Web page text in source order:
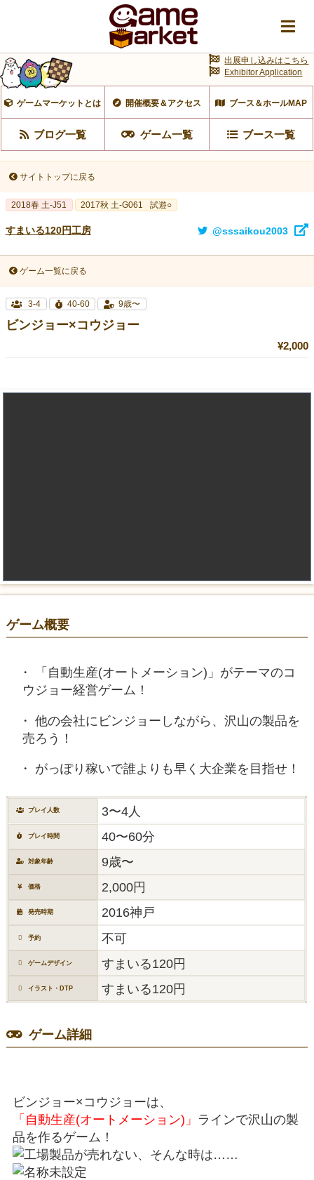
ゲームマーケットとは 開催概要＆アクセス ブース＆ホールMAP
ブログ一覧 ゲーム一覧 ブース一覧
出展申し込みはこちら
Exhibitor Application
サイトトップに戻る
2018春 土-J51 2017秋 土-G061 試遊○
すまいる120円工房 @sssaikou2003
ゲーム一覧に戻る
3-4 40-60 9歳〜
ビンジョー×コウジョー
¥2,000
ゲーム概要
「自動生産(オートメーション)」がテーマのコ
ウジョー経営ゲーム！
他の会社にビンジョーしながら、沢山の製品を
売ろう！
がっぽり稼いで誰よりも早く大企業を目指せ！
プレイ人数 3〜4人
プレイ時間 40〜60分
対象年齢 9歳〜
価格 2,000円
発売時期 2016神戸
予約 不可
ゲームデザイン すまいる120円
イラスト・DTP すまいる120円
ゲーム詳細
ビンジョー×コウジョーは、
「自動生産(オートメーション)」 ラインで沢山の製
品を作るゲーム！
製品が売れない、そんな時は……